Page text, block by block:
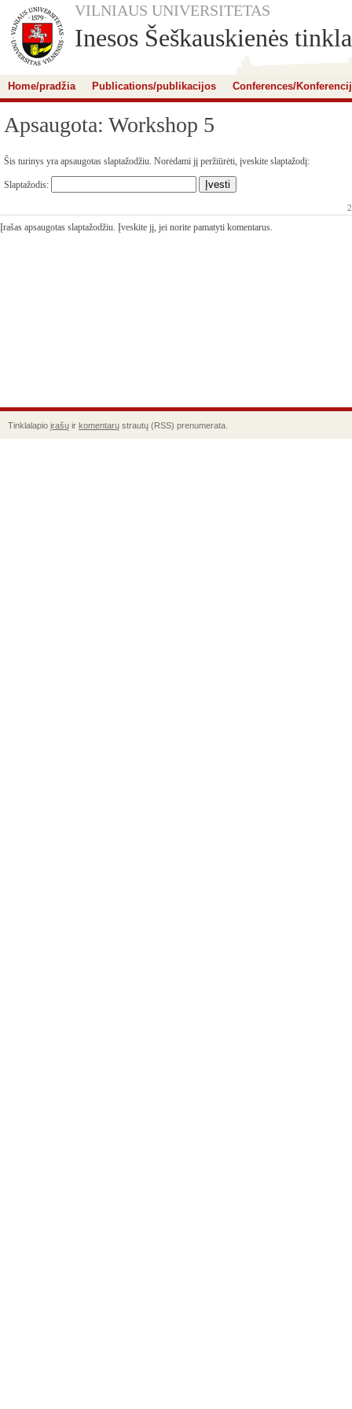
VILNIAUS UNIVERSITETAS
Inesos Šeškauskienės
Home/pradžia Publications/publikacijos Conferences/
Apsaugota: Workshop 5
Šis turinys yra apsaugotas slaptažodžiu. Norėdami jį peržiūrėti, įveskite slaptažodį:
Slaptažodis:
Įrašas apsaugotas slaptažodžiu. Įveskite jį, jei norite pamatyti komentarus.
Tinklalapio įrašų ir komentarų strautų (RSS) prenumerata.